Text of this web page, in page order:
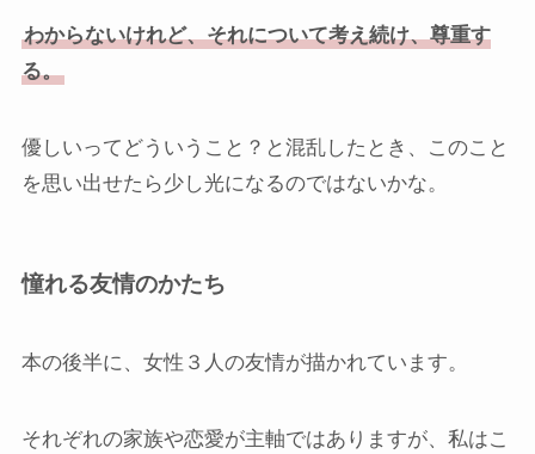
わからないけれど、それについて考え続け、尊重す
る。
優しいってどういうこと？と混乱したとき、このこと
を思い出せたら少し光になるのではないかな。
憧れる友情のかたち
本の後半に、女性３人の友情が描かれています。
それぞれの家族や恋愛が主軸ではありますが、私はこ